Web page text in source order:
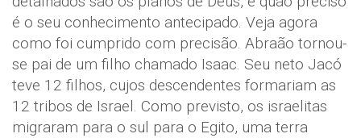
é o seu conhecimento antecipado. Veja agora
como foi cumprido com precisão. Abraão tornou-
se pai de um filho chamado Isaac. Seu neto Jacó
teve 12 filhos, cujos descendentes formariam as
12 tribos de Israel. Como previsto, os israelitas
migraram para o sul para o Egito, uma terra